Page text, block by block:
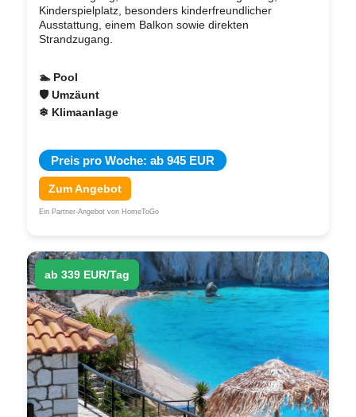
Kinderspielplatz, besonders kinderfreundlicher
Ausstattung, einem Balkon sowie direkten
Strandzugang.
🏊 Pool
🛡 Umzäunt
❄ Klimaanlage
Preis pro Woche: ab 945 EUR
Zum Angebot
Ein Partner-Angebot von HomeToGo
ab 339 EUR/Tag